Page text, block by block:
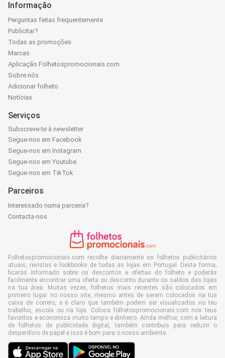
Informação
Perguntas feitas frequentemente
Publicitar?
Todas as promoções
Marcas
Aplicação Folhetospromocionais.com
Sobre nós
Adicionar folheto
Notícias
Serviços
Subscreve-te à newsletter
Segue-nos em Facebook
Segue-nos em Instagram
Segue-nos em Youtube
Segue-nos em TikTok
Parceiros
Interessado numa parceria?
Contacta-nos
Folhetospromocionais.com recolhe diariamente os folhetos publicitários
atuais, revistas e lookbooks de todas as lojas em Portugal. Desta forma,
ficarás informado sobre os descontos e ofertas do folheto e poderás
facilmente encontrar uma oferta ou desconto durante os saldos das lojas
na tua área. Muitas vezes, folhetos mais recentes são colocados em
primeiro lugar no nosso site, mesmo antes de serem colocados na tua
caixa de correio, e é claro que também podem ser visualizados no teu
trabalho, escola ou na loja. Coloca folhetospromocionais.com nos teus
favoritos e economiza muito tempo e dinheiro. Ainda melhor, com a leitura
de folhetos de publicidade digital, também contribuis para reduzir o
desperdício de papel e isso é bom para o nosso ambiente.